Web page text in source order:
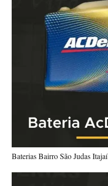
Baterias Bairro São Judas Itajaí